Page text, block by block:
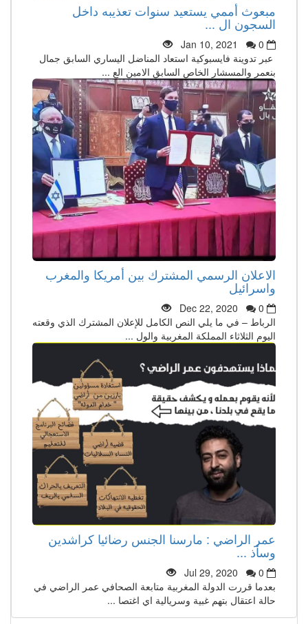
مبعوث أممي يستعيد سنوات تعذيبه داخل
السجون ال ...
Jan 10, 2021
0
عبر تدوينة فايسبوكية استعاد المناضل اليساري السابق جمال
بنعمر والمسشار الخاص السابق الامين الع ...
الاعلان الرسمي المشترك بين أمريكا والمغرب
واسرائيل
Dec 22, 2020
0
الرباط – في ما يلي النص الكامل للإعلان المشترك الذي وقعته
اليوم الثلاثاء المملكة المغربية والول ...
عمر الراضي : مارسنا الجنس رضائيا كراشدين
وسأذ ...
Jul 29, 2020
0
بعدما قررت الدولة المغربية متابعة الصحافي عمر الراضي في
حالة اعتقال بتهم غبية وسريالية اي اغتصا ...